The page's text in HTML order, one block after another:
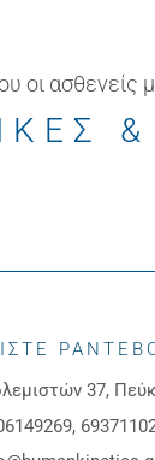
οι
37,